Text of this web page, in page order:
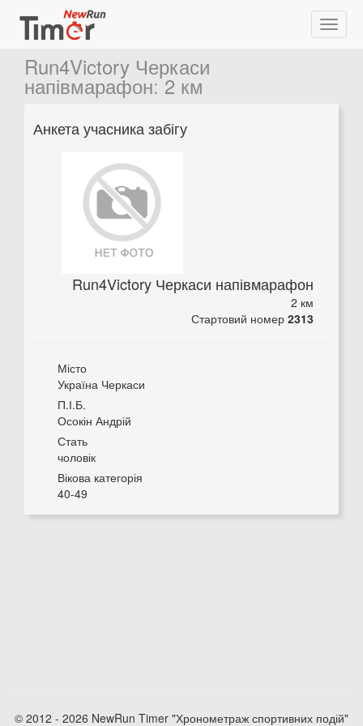
Run4Victory Черкаси
напівмарафон:2 км
Анкета учасника забігу
Run4Victory Черкаси напівмарафон
2 км
Стартовий номер 2313
Місто
Україна Черкаси
П.І.Б.
Осокін Андрій
Стать
чоловік
Вікова категорія
40-49
© 2012 - 2026 NewRun Timer "Хронометраж спортивних подій"